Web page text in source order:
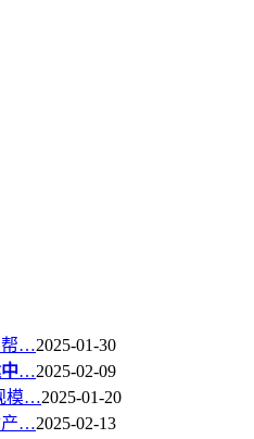
帮…2025-01-30
…2025-02-09
模…2025-01-20
产…2025-02-13